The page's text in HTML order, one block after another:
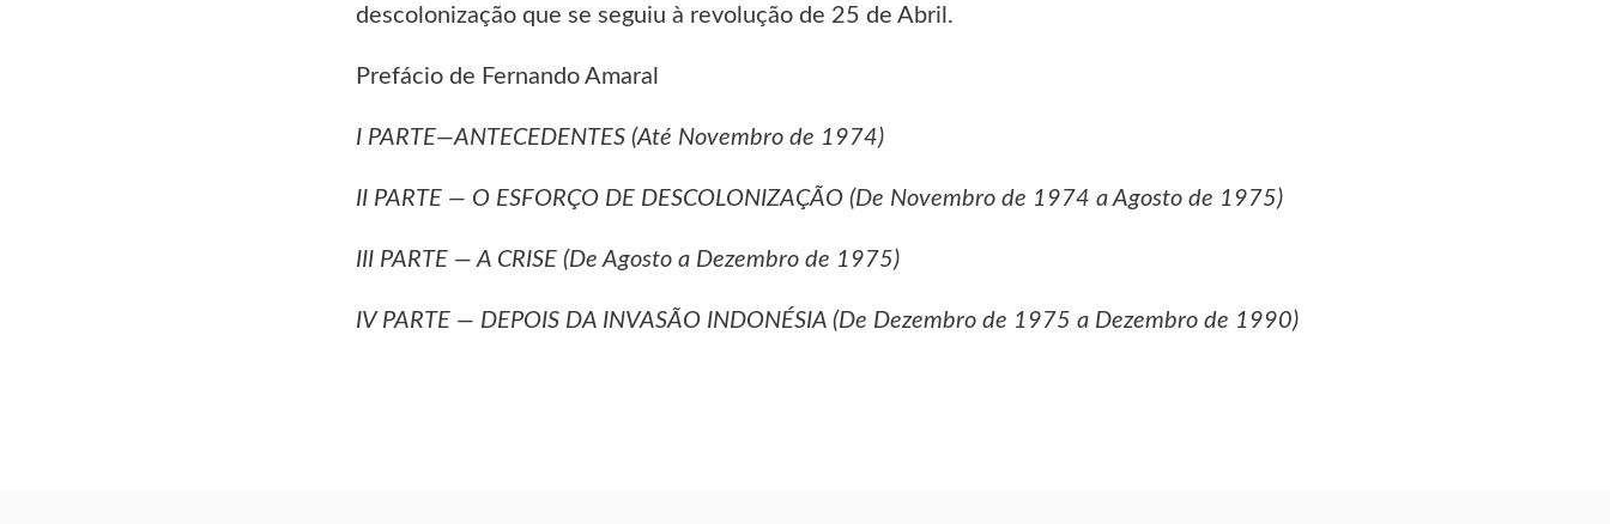
descolonização que se seguiu à revolução de 25 de Abril.
Prefácio de Fernando Amaral
I PARTE—ANTECEDENTES (Até Novembro de 1974)
II PARTE — O ESFORÇO DE DESCOLONIZAÇÃO (De Novembro de 1974 a Agosto de 1975)
III PARTE — A CRISE (De Agosto a Dezembro de 1975)
IV PARTE — DEPOIS DA INVASÃO INDONÉSIA (De Dezembro de 1975 a Dezembro de 1990)